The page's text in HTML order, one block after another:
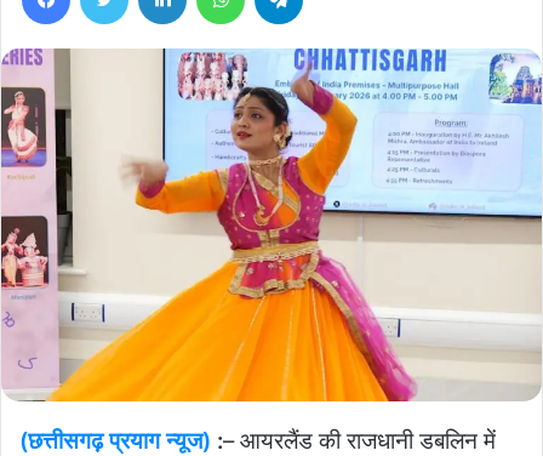
(छत्तीसगढ़ प्रयाग न्यूज) :– आयरलैंड की राजधानी डबलिन में